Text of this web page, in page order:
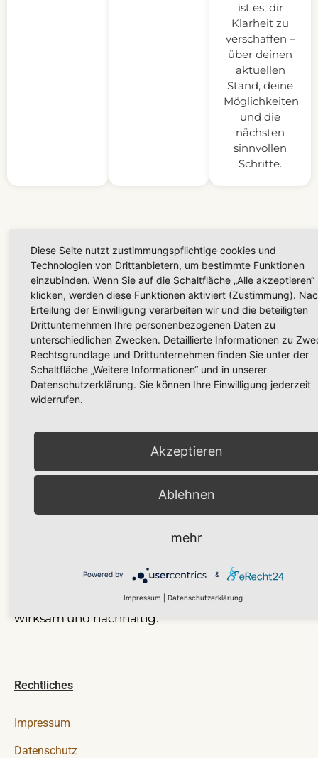
ist es, dir
Klarheit zu
verschaffen –
über deinen
aktuellen
Stand, deine
Möglichkeiten
und die
nächsten
sinnvollen
Schritte.
Coaching auf Mallorca – persönlich begleitet von
Markus und Stefanie Konschewitz. Diskret,
wirksam und nachhaltig.
Rechtliches
Impressum
Datenschutz
Diese Seite nutzt zustimmungspflichtige cookies und
Technologien von Drittanbietern, um bestimmte Funktionen
einzubinden. Wenn Sie auf die Schaltfläche „Alle akzeptieren“
klicken, werden diese Funktionen aktiviert (Zustimmung).
Erteilung der Einwilligung verarbeiten wir und die beteiligten
Drittunternehmen Ihre personenbezogenen Daten zu
unterschiedlichen Zwecken. Detaillierte Informationen zu
Rechtsgrundlage und Drittunternehmen finden Sie unter der
Schaltfläche „Weitere Informationen“ und in unserer
Datenschutzerklärung. Sie können Ihre Einwilligung jederzeit
widerrufen.
Akzeptieren
Ablehnen
mehr
Powered by &
Impressum Datenschutzerklärung